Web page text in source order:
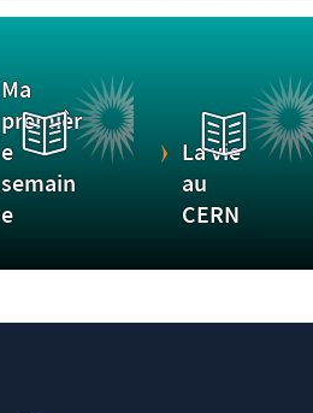
Ma
premièr
e
semain
e
La vie
au
CERN